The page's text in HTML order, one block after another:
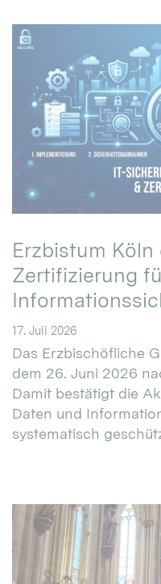
Erzbistum Köln
Zertifizierung
17. Juli 2026
Das Erzbischöfliche
dem 26. Juni 2026
Damit bestätigt die
Daten und
systematisch